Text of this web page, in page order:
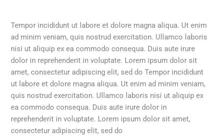
Tempor incididunt ut labore et dolore magna aliqua. Ut enim
ad minim veniam, quis nostrud exercitation. Ullamco laboris
nisi ut aliquip ex ea commodo consequa. Duis aute irure
dolor in reprehenderit in voluptate. Lorem ipsum dolor sit
amet, consectetur adipiscing elit, sed do Tempor incididunt
ut labore et dolore magna aliqua. Ut enim ad minim veniam,
quis nostrud exercitation. Ullamco laboris nisi ut aliquip ex
ea commodo consequa. Duis aute irure dolor in
reprehenderit in voluptate. Lorem ipsum dolor sit amet,
consectetur adipiscing elit, sed do